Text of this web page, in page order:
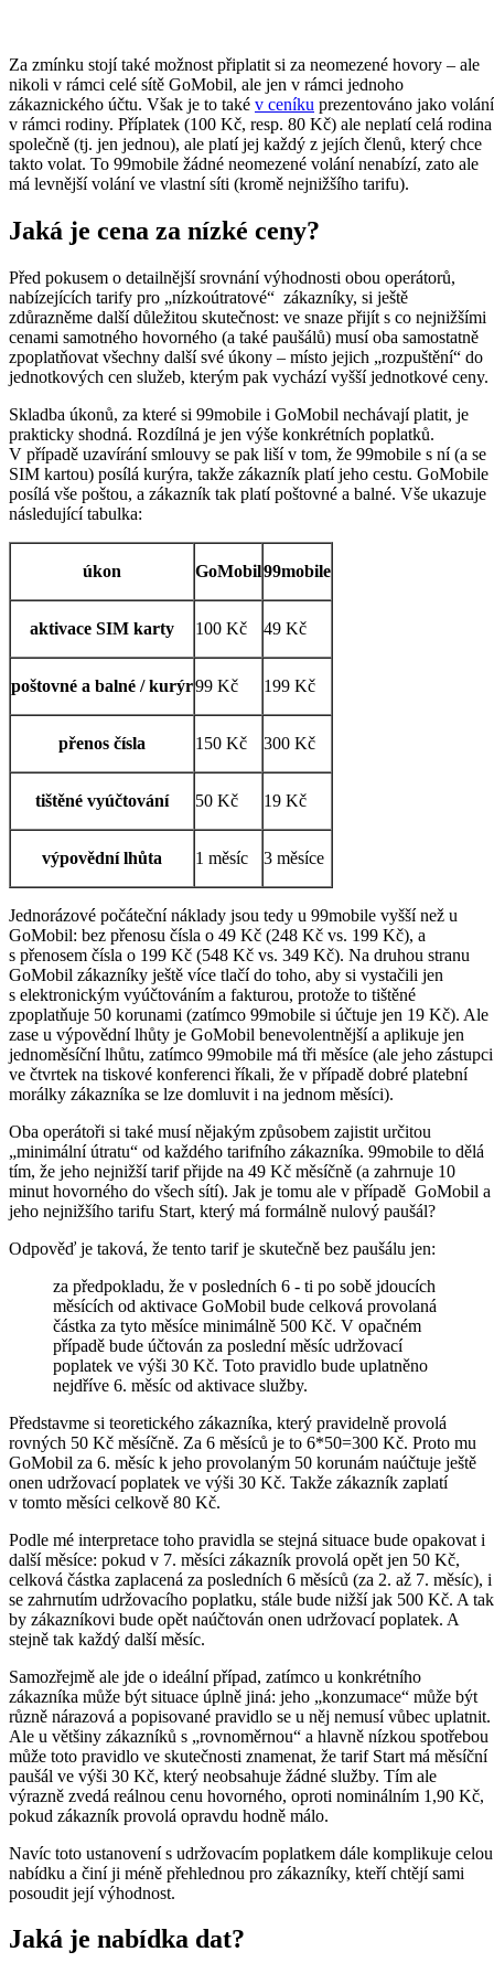
Za zmínku stojí také možnost připlatit si za neomezené hovory – ale
nikoli v rámci celé sítě GoMobil, ale jen v rámci jednoho
zákaznického účtu. Však je to také v ceníku prezentováno jako volání
v rámci rodiny. Příplatek (100 Kč, resp. 80 Kč) ale neplatí celá rodina
společně (tj. jen jednou), ale platí jej každý z jejích členů, který chce
takto volat. To 99mobile žádné neomezené volání nenabízí, zato ale
má levnější volání ve vlastní síti (kromě nejnižšího tarifu).
Jaká je cena za nízké ceny?
Před pokusem o detailnější srovnání výhodnosti obou operátorů,
nabízejících tarify pro „nízkoútratové“ zákazníky, si ještě
zdůrazněme další důležitou skutečnost: ve snaze přijít s co nejnižšími
cenami samotného hovorného (a také paušálů) musí oba samostatně
zpoplatňovat všechny další své úkony – místo jejich „rozpuštění“ do
jednotkových cen služeb, kterým pak vychází vyšší jednotkové ceny.
Skladba úkonů, za které si 99mobile i GoMobil nechávají platit, je
prakticky shodná. Rozdílná je jen výše konkrétních poplatků.
V případě uzavírání smlouvy se pak liší v tom, že 99mobile s ní (a se
SIM kartou) posílá kurýra, takže zákazník platí jeho cestu. GoMobile
posílá vše poštou, a zákazník tak platí poštovné a balné. Vše ukazuje
následující tabulka:
úkon GoMobil99mobile
aktivace SIM karty 100 Kč 49 Kč
poštovné a balné / kurýr99 Kč 199 Kč
přenos čísla 150 Kč 300 Kč
tištěné vyúčtování 50 Kč 19 Kč
výpovědní lhůta 1 měsíc 3 měsíce
Jednorázové počáteční náklady jsou tedy u 99mobile vyšší než u
GoMobil: bez přenosu čísla o 49 Kč (248 Kč vs. 199 Kč), a
s přenosem čísla o 199 Kč (548 Kč vs. 349 Kč). Na druhou stranu
GoMobil zákazníky ještě více tlačí do toho, aby si vystačili jen
s elektronickým vyúčtováním a fakturou, protože to tištěné
zpoplatňuje 50 korunami (zatímco 99mobile si účtuje jen 19 Kč). Ale
zase u výpovědní lhůty je GoMobil benevolentnější a aplikuje jen
jednoměsíční lhůtu, zatímco 99mobile má tři měsíce (ale jeho zástupci
ve čtvrtek na tiskové konferenci říkali, že v případě dobré platební
morálky zákazníka se lze domluvit i na jednom měsíci).
Oba operátoři si také musí nějakým způsobem zajistit určitou
„minimální útratu“ od každého tarifního zákazníka. 99mobile to dělá
tím, že jeho nejnižší tarif přijde na 49 Kč měsíčně (a zahrnuje 10
minut hovorného do všech sítí). Jak je tomu ale v případě GoMobil a
jeho nejnižšího tarifu Start, který má formálně nulový paušál?
Odpověď je taková, že tento tarif je skutečně bez paušálu jen:
za předpokladu, že v posledních 6 - ti po sobě jdoucích
měsících od aktivace GoMobil bude celková provolaná
částka za tyto měsíce minimálně 500 Kč. V opačném
případě bude účtován za poslední měsíc udržovací
poplatek ve výši 30 Kč. Toto pravidlo bude uplatněno
nejdříve 6. měsíc od aktivace služby.
Představme si teoretického zákazníka, který pravidelně provolá
rovných 50 Kč měsíčně. Za 6 měsíců je to 6*50=300 Kč. Proto mu
GoMobil za 6. měsíc k jeho provolaným 50 korunám naúčtuje ještě
onen udržovací poplatek ve výši 30 Kč. Takže zákazník zaplatí
v tomto měsíci celkově 80 Kč.
Podle mé interpretace toho pravidla se stejná situace bude opakovat i
další měsíce: pokud v 7. měsíci zákazník provolá opět jen 50 Kč,
celková částka zaplacená za posledních 6 měsíců (za 2. až 7. měsíc), i
se zahrnutím udržovacího poplatku, stále bude nižší jak 500 Kč. A tak
by zákazníkovi bude opět naúčtován onen udržovací poplatek. A
stejně tak každý další měsíc.
Samozřejmě ale jde o ideální případ, zatímco u konkrétního
zákazníka může být situace úplně jiná: jeho „konzumace“ může být
různě nárazová a popisované pravidlo se u něj nemusí vůbec uplatnit.
Ale u většiny zákazníků s „rovnoměrnou“ a hlavně nízkou spotřebou
může toto pravidlo ve skutečnosti znamenat, že tarif Start má měsíční
paušál ve výši 30 Kč, který neobsahuje žádné služby. Tím ale
výrazně zvedá reálnou cenu hovorného, oproti nominálním 1,90 Kč,
pokud zákazník provolá opravdu hodně málo.
Navíc toto ustanovení s udržovacím poplatkem dále komplikuje celou
nabídku a činí ji méně přehlednou pro zákazníky, kteří chtějí sami
posoudit její výhodnost.
Jaká je nabídka dat?